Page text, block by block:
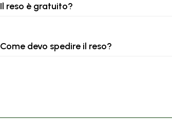
Il reso è gratuito?
Come devo spedire il reso?